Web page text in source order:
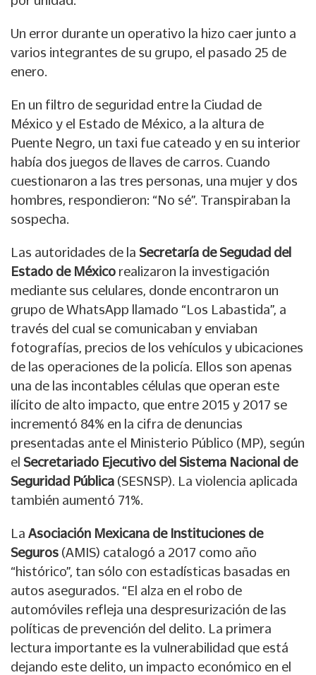
Un error durante un operativo la hizo caer junto a
varios integrantes de su grupo, el pasado 25 de
enero.
En un filtro de seguridad entre la Ciudad de
México y el Estado de México, a la altura de
Puente Negro, un taxi fue cateado y en su interior
había dos juegos de llaves de carros. Cuando
cuestionaron a las tres personas, una mujer y dos
hombres, respondieron: “No sé”. Transpiraban la
sospecha.
Las autoridades de la Secretaría de Segudad del
Estado de México realizaron la investigación
mediante sus celulares, donde encontraron un
grupo de WhatsApp llamado “Los Labastida”, a
través del cual se comunicaban y enviaban
fotografías, precios de los vehículos y ubicaciones
de las operaciones de la policía. Ellos son apenas
una de las incontables células que operan este
ilícito de alto impacto, que entre 2015 y 2017 se
incrementó 84% en la cifra de denuncias
presentadas ante el Ministerio Público (MP), según
el Secretariado Ejecutivo del Sistema Nacional de
Seguridad Pública (SESNSP). La violencia aplicada
también aumentó 71%.
La Asociación Mexicana de Instituciones de
Seguros (AMIS) catalogó a 2017 como año
“histórico”, tan sólo con estadísticas basadas en
autos asegurados. “El alza en el robo de
automóviles refleja una despresurización de las
políticas de prevención del delito. La primera
lectura importante es la vulnerabilidad que está
dejando este delito, un impacto económico en el